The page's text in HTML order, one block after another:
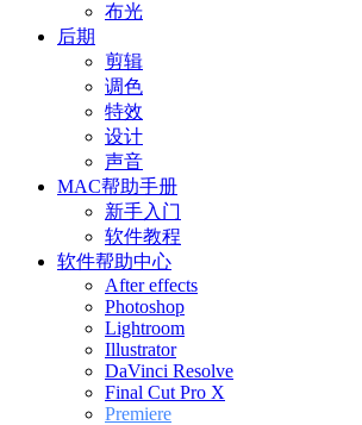
布光
后期
剪辑
调色
特效
设计
声音
MAC帮助手册
新手入门
软件教程
软件帮助中心
After effects
Photoshop
Lightroom
Illustrator
DaVinci Resolve
Final Cut Pro X
Premiere